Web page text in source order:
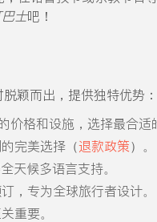
士吧！
脱颖而出，提供独特优势：
价格和设施，选择最合适
完美选择（退款政策）。
天候多语言支持。
，专为全球旅行者设计。
重要。